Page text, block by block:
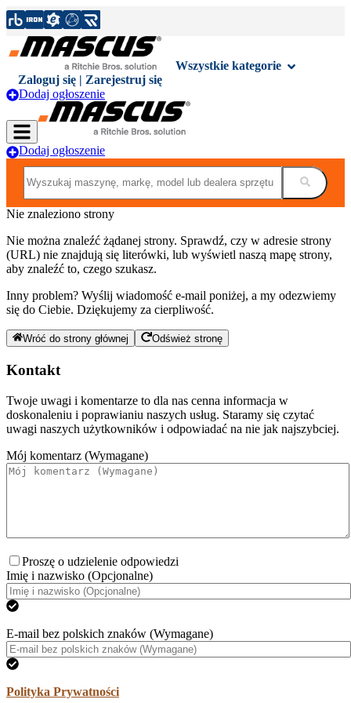
Wszystkie kategorie
Zaloguj się | Zarejestruj się
Dodaj ogłoszenie
Dodaj ogłoszenie
Nie znaleziono strony
Nie można znaleźć żądanej strony. Sprawdź, czy w adresie strony
(URL) nie znajdują się literówki, lub wyświetl naszą mapę strony,
aby znaleźć to, czego szukasz.
Inny problem? Wyślij wiadomość e-mail poniżej, a my odezwiemy
się do Ciebie. Dziękujemy za cierpliwość.
Wróć do strony głównej Odśwież stronę
Kontakt
Twoje uwagi i komentarze to dla nas cenna informacja w
doskonaleniu i poprawianiu naszych usług. Staramy się czytać
uwagi naszych użytkowników i odpowiadać na nie jak najszybciej.
Mój komentarz (Wymagane)
Proszę o udzielenie odpowiedzi
Imię i nazwisko (Opcjonalne)
E-mail bez polskich znaków (Wymagane)
Polityka Prywatności